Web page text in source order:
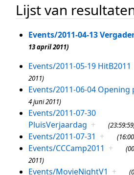
Lijst van
Events/2011-04-13
13 april 2011)
Events/2011-05-19 HitB2011
2011)
Events/2011-06-04 Opening
4 juni 2011)
Events/2011-07-30
PluisVerjaardag +
Events/2011-07-31 +
Events/CCCamp2011 +
2011)
Events/MovieNightV1 +